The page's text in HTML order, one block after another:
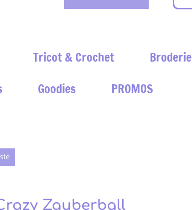
Tricot & Crochet
Broderie
Goodies PROMOS
Zauberball